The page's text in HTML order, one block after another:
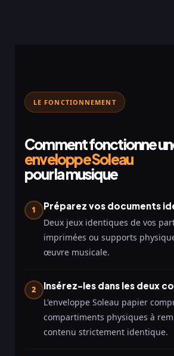
LE FONCTIONNEMENT
Comment fonctionne
enveloppe Soleau
pour la musique
1
Préparez vos documents
Deux jeux identiques de vos
imprimées ou supports
œuvre musicale.
2
Insérez-les dans les deux
L'enveloppe Soleau papier
compartiments physiques à
contenu strictement identique.